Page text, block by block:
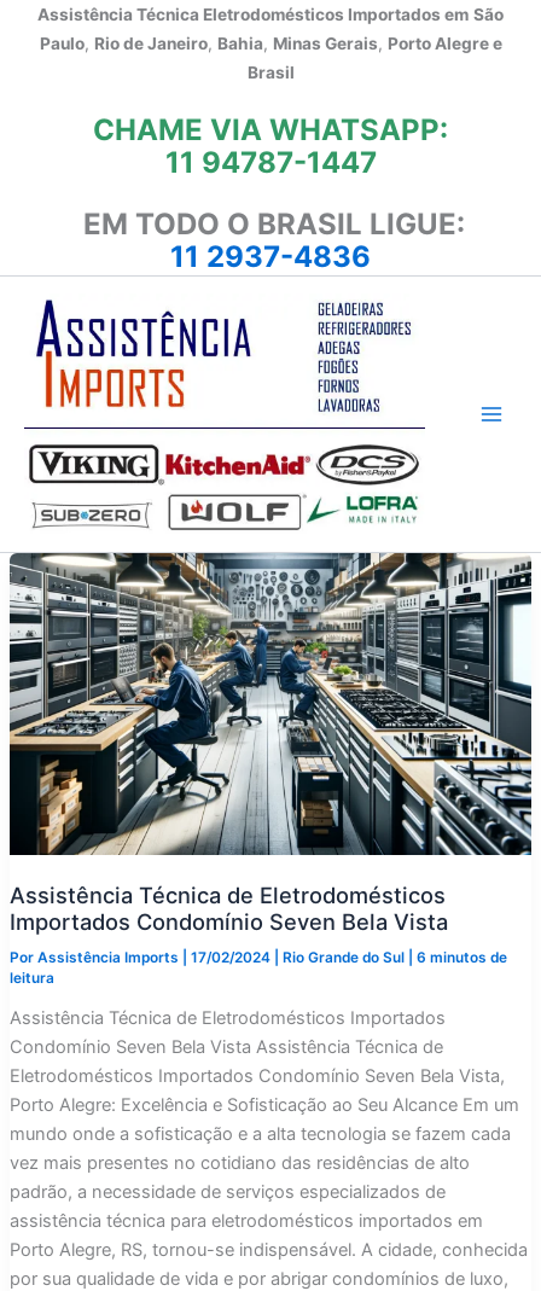
Assistência Técnica Eletrodomésticos Importados em São
Paulo, Rio de Janeiro, Bahia, Minas Gerais, Porto Alegre e
Brasil
CHAME VIA WHATSAPP:
11 94787-1447
EM TODO O BRASIL LIGUE:
11 2937-4836
Assistência Técnica de Eletrodomésticos
Importados Condomínio Seven Bela Vista
Por Assistência Imports 17/02/2024 Rio Grande do Sul| 6 minutos de
leitura
Assistência Técnica de Eletrodomésticos Importados
Condomínio Seven Bela Vista Assistência Técnica de
Eletrodomésticos Importados Condomínio Seven Bela Vista,
Porto Alegre: Excelência e Sofisticação ao Seu Alcance Em um
mundo onde a sofisticação e a alta tecnologia se fazem cada
vez mais presentes no cotidiano das residências de alto
padrão, a necessidade de serviços especializados de
assistência técnica para eletrodomésticos importados em
Porto Alegre, RS, tornou-se indispensável. A cidade, conhecida
por sua qualidade de vida e por abrigar condomínios de luxo,